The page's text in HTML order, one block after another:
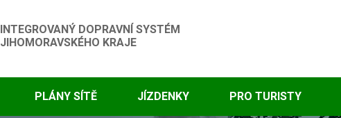
INTEGROVANÝ DOPRAVNÍ SYSTÉM
JIHOMORAVSKÉHO KRAJE
PLÁNY SÍTĚ JÍZDENKY PRO TURISTY